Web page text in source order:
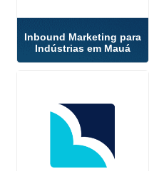
Inbound Marketing para
Indústrias em Mauá